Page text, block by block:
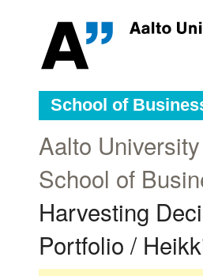
School of
Aalto University
School of
Harvesting
Portfolio /